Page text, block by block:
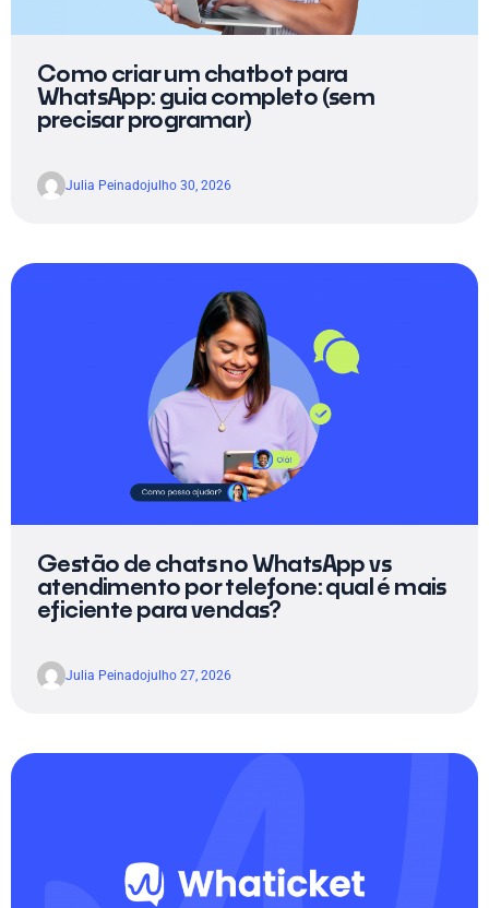
Como criar um chatbot para
WhatsApp: guia completo (sem
precisar programar)
Julia Peinadojulho 30, 2026
Gestão de chats no WhatsApp vs
atendimento por telefone: qual é mais
eficiente para vendas?
Julia Peinadojulho 27, 2026